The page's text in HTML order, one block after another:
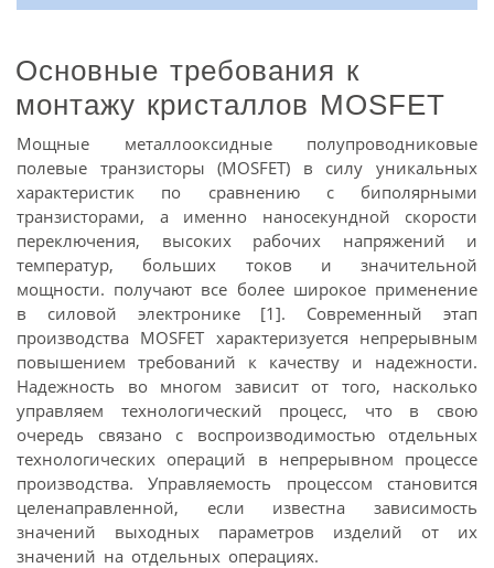
Основные требования к
монтажу кристаллов MOSFET
Мощные металлооксидные полупроводниковые
полевые транзисторы (MOSFET) в силу уникальных
характеристик по сравнению с биполярными
транзисторами, а именно наносекундной скорости
переключения, высоких рабочих напряжений и
температур, больших токов и значительной
мощности. получают все более широкое применение
в силовой электронике [1]. Современный этап
производства MOSFET характеризуется непрерывным
повышением требований к качеству и надежности.
Надежность во многом зависит от того, насколько
управляем технологический процесс, что в свою
очередь связано с воспроизводимостью отдельных
технологических операций в непрерывном процессе
производства. Управляемость процессом становится
целенаправленной, если известна зависимость
значений выходных параметров изделий от их
значений на отдельных операциях.